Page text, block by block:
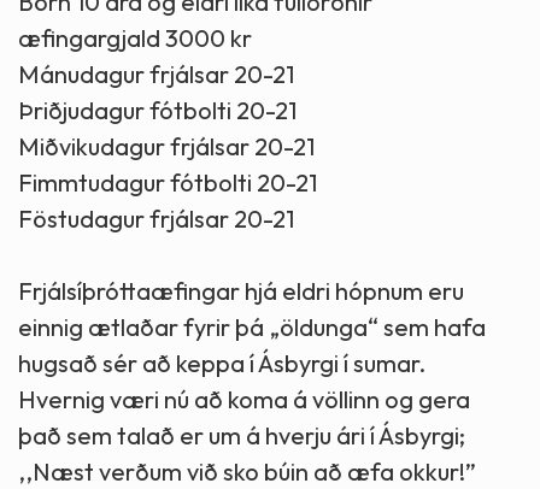
æfingargjald 3000 kr
Mánudagur frjálsar 20-21
Þriðjudagur fótbolti 20-21
Miðvikudagur frjálsar 20-21
Fimmtudagur fótbolti 20-21
Föstudagur frjálsar 20-21
Frjálsíþróttaæfingar hjá eldri hópnum eru
einnig ætlaðar fyrir þá „öldunga“ sem hafa
hugsað sér að keppa í Ásbyrgi í sumar.
Hvernig væri nú að koma á völlinn og gera
það sem talað er um á hverju ári í Ásbyrgi;
,,Næst verðum við sko búin að æfa okkur!”